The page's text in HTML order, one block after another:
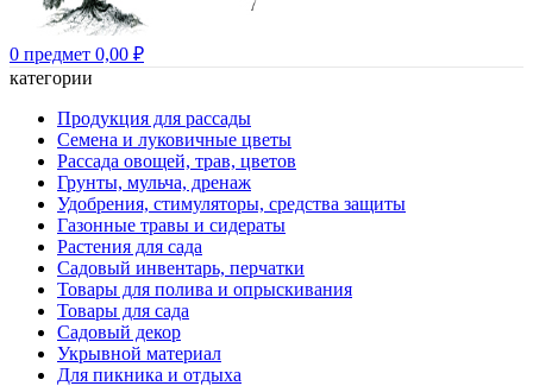
0 предмет 0,00 ₽
категории
Продукция для рассады
Семена и луковичные цветы
Рассада овощей, трав, цветов
Грунты, мульча, дренаж
Удобрения, стимуляторы, средства защиты
Газонные травы и сидераты
Растения для сада
Садовый инвентарь, перчатки
Товары для полива и опрыскивания
Товары для сада
Садовый декор
Укрывной материал
Для пикника и отдыха